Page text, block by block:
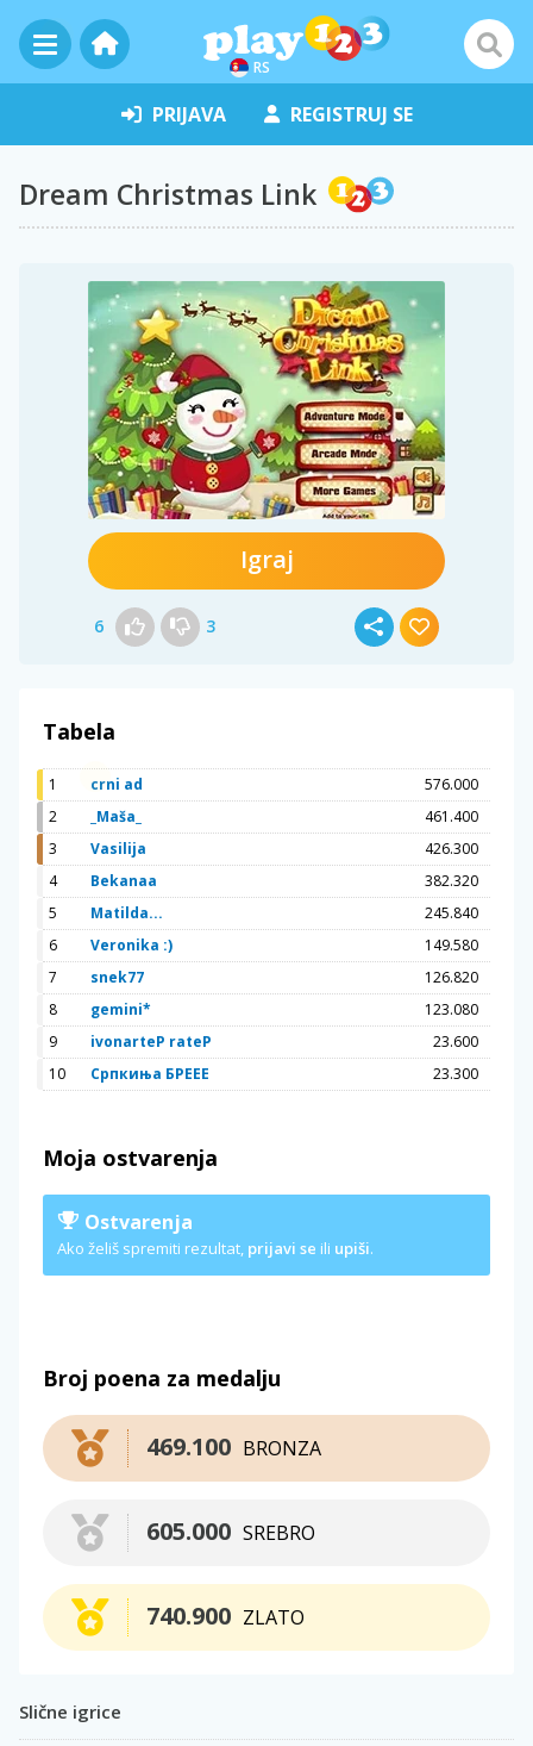
RS
PRIJAVA REGISTRUJ SE
Dream Christmas Link
Igraj
6 3
Tabela
1 crni ad
576.000
2
_Maša_
461.400
3
Vasilija
426.300
4
Bekanaa
382.320
5
Matilda...
245.840
6
Veronika :)
149.580
7
snek77
126.820
8
gemini*
123.080
9
ivonarteP rateP
23.600
10
Српкиња БРЕЕЕ 23.300
Moja ostvarenja
Ostvarenja
Ako želiš spremiti rezultat, prijavi se ili upiši.
Broj poena za medalju
BRONZA
469.100
SREBRO
605.000
ZLATO
740.900
Slične igrice